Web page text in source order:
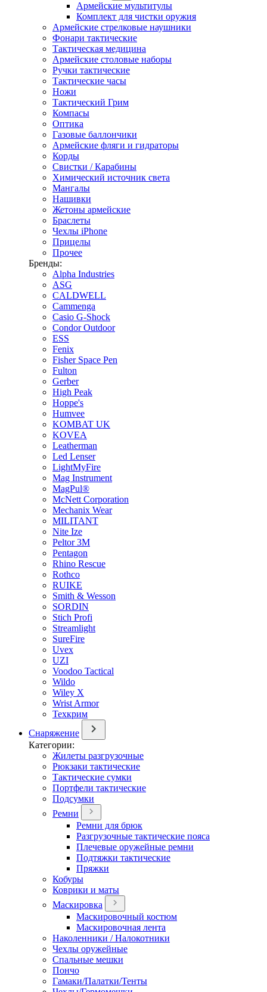
Армейские мультитулы
Комплект для чистки оружия
Армейские стрелковые наушники
Фонари тактические
Тактическая медицина
Армейские столовые наборы
Ручки тактические
Тактические часы
Ножи
Тактический Грим
Компасы
Оптика
Газовые баллончики
Армейские фляги и гидраторы
Корды
Свистки / Карабины
Химический источник света
Мангалы
Нашивки
Жетоны армейские
Браслеты
Чехлы iPhone
Прицелы
Прочее
Бренды:
Alpha Industries
ASG
CALDWELL
Cammenga
Casio G-Shock
Condor Outdoor
ESS
Fenix
Fisher Space Pen
Fulton
Gerber
High Peak
Hoppe's
Humvee
KOMBAT UK
KOVEA
Leatherman
Led Lenser
LightMyFire
Mag Instrument
MagPul®
McNett Corporation
Mechanix Wear
MILITANT
Nite Ize
Peltor 3M
Pentagon
Rhino Rescue
Rothco
RUIKE
Smith & Wesson
SORDIN
Stich Profi
Streamlight
SureFire
Uvex
UZI
Voodoo Tactical
Wildo
Wiley X
Wrist Armor
Техкрим
Снаряжение
Категории:
Жилеты разгрузочные
Рюкзаки тактические
Тактические сумки
Портфели тактические
Подсумки
Ремни
Ремни для брюк
Разгрузочные тактические пояса
Плечевые оружейные ремни
Подтяжки тактические
Пряжки
Кобуры
Коврики и маты
Маскировка
Маскировочный костюм
Маскировочная лента
Наколенники / Налокотники
Чехлы оружейные
Спальные мешки
Пончо
Гамаки/Палатки/Тенты